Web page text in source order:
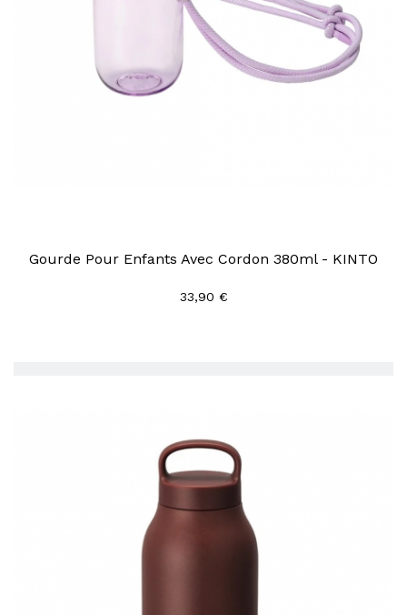
Gourde Pour Enfants Avec Cordon 380ml - KINTO
33,90 €